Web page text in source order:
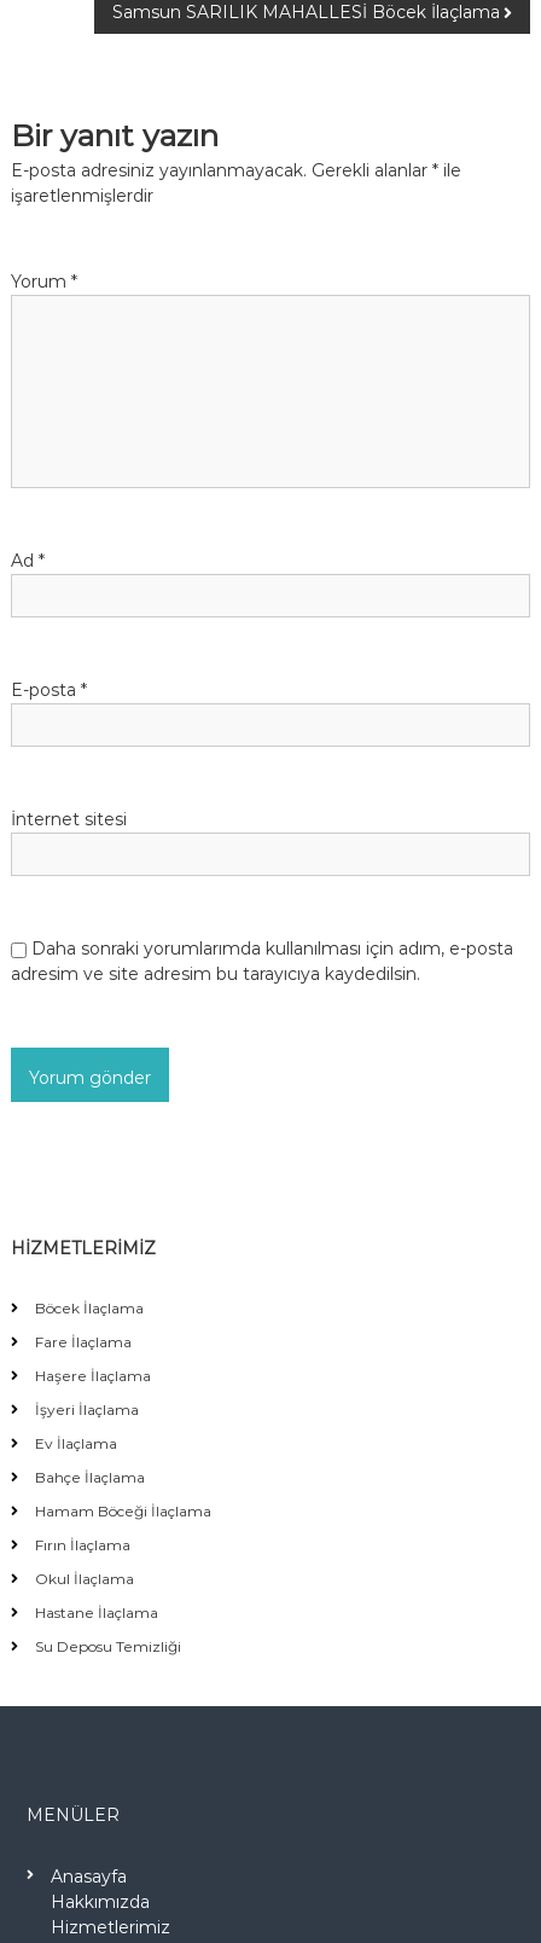
Samsun SARILIK MAHALLESİ Böcek İlaçlama
Bir yanıt yazın
E-posta adresiniz yayınlanmayacak. Gerekli alanlar *ile
işaretlenmişlerdir
Yorum *
Ad *
E-posta *
İnternet sitesi
Daha sonraki yorumlarımda kullanılması için adım, e-posta
adresim ve site adresim bu tarayıcıya kaydedilsin.
HİZMETLERİMİZ
Böcek İlaçlama
Fare İlaçlama
Haşere İlaçlama
İşyeri İlaçlama
Ev İlaçlama
Bahçe İlaçlama
Hamam Böceği İlaçlama
Fırın İlaçlama
Okul İlaçlama
Hastane İlaçlama
Su Deposu Temizliği
MENÜLER
Anasayfa
Hakkımızda
Hizmetlerimiz